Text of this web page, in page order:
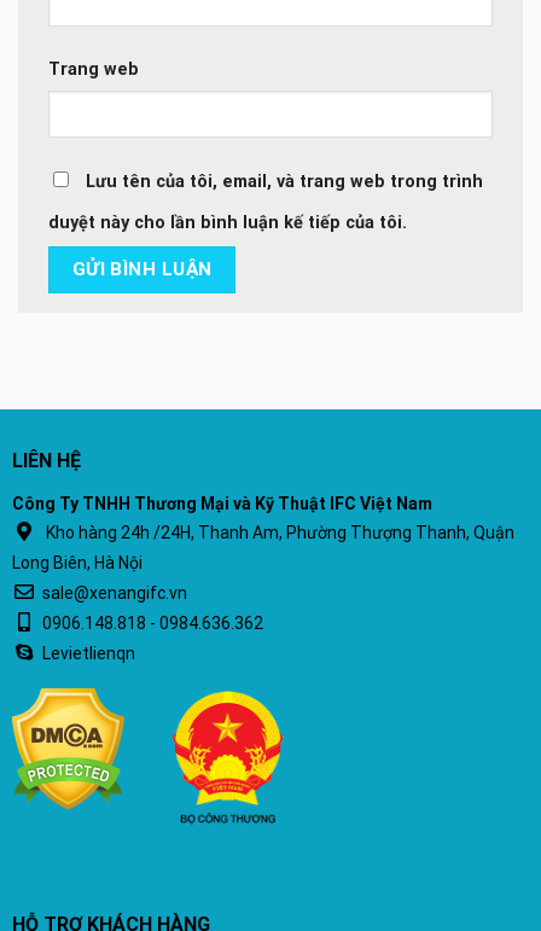
Trang web
Lưu tên của tôi, email, và trang web trong trình
duyệt này cho lần bình luận kế tiếp của tôi.
LIÊN HỆ
Công Ty TNHH Thương Mại và Kỹ Thuật IFC Việt Nam
Kho hàng 24h /24H, Thanh Am, Phường Thượng Thanh, Quận
Long Biên, Hà Nội
sale@xenangifc.vn
0906.148.818 - 0984.636.362
Levietlienqn
HỖ TRỢ KHÁCH HÀNG